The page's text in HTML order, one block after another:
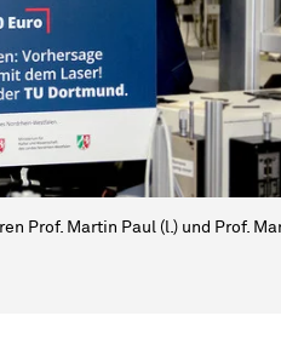
Prof. Martin Paul (l.) und Prof.